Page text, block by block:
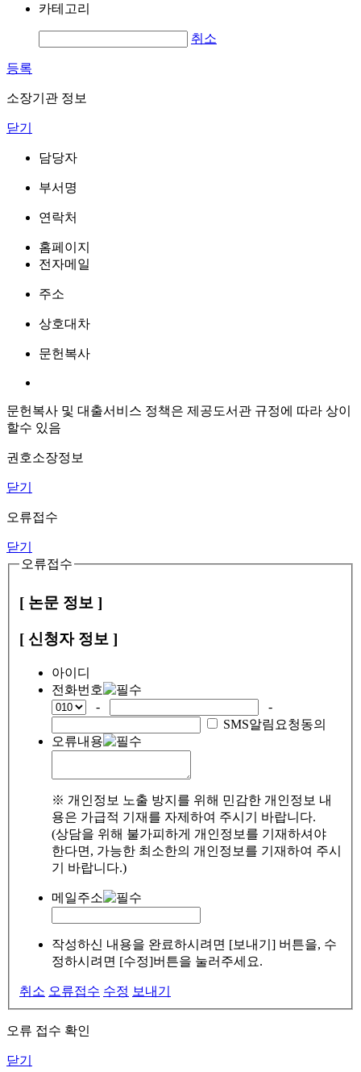
카테고리
취소
등록
소장기관 정보
닫기
담당자
부서명
연락처
홈페이지
전자메일
주소
상호대차
문헌복사
문헌복사 및 대출서비스 정책은 제공도서관 규정에 따라 상이
할수 있음
권호소장정보
닫기
오류접수
닫기
오류접수
[ 논문 정보 ]
[ 신청자 정보 ]
아이디
전화번호
-
-
SMS알림요청동의
오류내용
※ 개인정보 노출 방지를 위해 민감한 개인정보 내
용은 가급적 기재를 자제하여 주시기 바랍니다.
(상담을 위해 불가피하게 개인정보를 기재하셔야
한다면, 가능한 최소한의 개인정보를 기재하여 주시
기 바랍니다.)
메일주소
작성하신 내용을 완료하시려면 [보내기] 버튼을, 수
정하시려면 [수정]버튼을 눌러주세요.
취소 오류접수 수정 보내기
오류 접수 확인
닫기